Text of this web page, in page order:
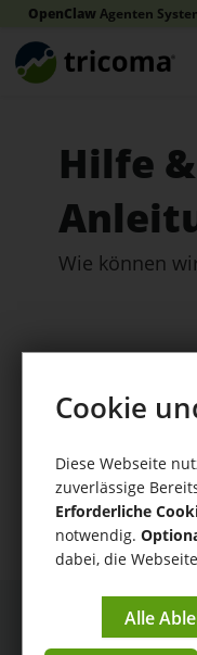
OpenClawAgenten
Hilfe &
Wie können
Cookie
Diese Webseite
zuverlässige
Erforderliche
notwendig.
dabei, die
Impressum|